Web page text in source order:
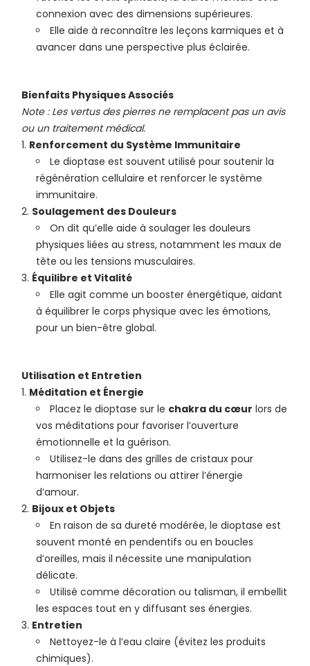
connexion avec des dimensions supérieures.
Elle aide à reconnaître les leçons karmiques et à
avancer dans une perspective plus éclairée.
Bienfaits Physiques Associés
Note : Les vertus des pierres ne remplacent pas un avis
ou un traitement médical.
Renforcement du Système Immunitaire
Le dioptase est souvent utilisé pour soutenir la
régénération cellulaire et renforcer le système
immunitaire.
Soulagement des Douleurs
On dit qu’elle aide à soulager les douleurs
physiques liées au stress, notamment les maux de
tête ou les tensions musculaires.
Équilibre et Vitalité
Elle agit comme un booster énergétique, aidant
à équilibrer le corps physique avec les émotions,
pour un bien-être global.
Utilisation et Entretien
Méditation et Énergie
Placez le dioptase sur le chakra du cœur lors de
vos méditations pour favoriser l’ouverture
émotionnelle et la guérison.
Utilisez-le dans des grilles de cristaux pour
harmoniser les relations ou attirer l’énergie
d’amour.
Bijoux et Objets
En raison de sa dureté modérée, le dioptase est
souvent monté en pendentifs ou en boucles
d’oreilles, mais il nécessite une manipulation
délicate.
Utilisé comme décoration ou talisman, il embellit
les espaces tout en y diffusant ses énergies.
Entretien
Nettoyez-le à l’eau claire (évitez les produits
chimiques).